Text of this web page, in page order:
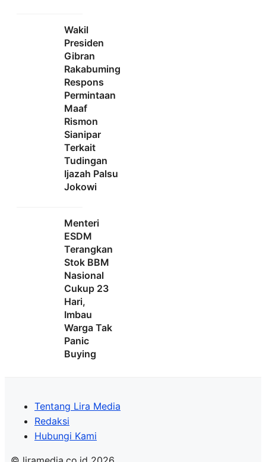
Wakil
Presiden
Gibran
Rakabuming
Respons
Permintaan
Maaf
Rismon
Sianipar
Terkait
Tudingan
Ijazah Palsu
Jokowi
Menteri
ESDM
Terangkan
Stok BBM
Nasional
Cukup 23
Hari,
Imbau
Warga Tak
Panic
Buying
Tentang Lira Media
Redaksi
Hubungi Kami